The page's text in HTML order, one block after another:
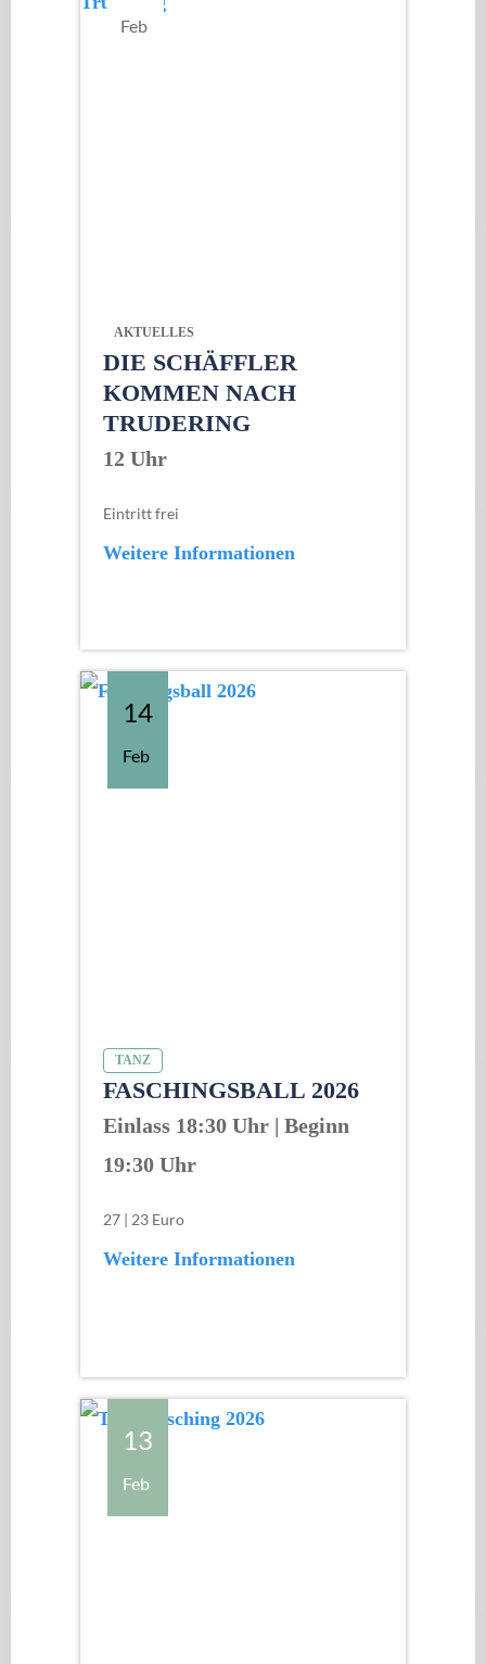
Feb
AKTUELLES
DIE SCHÄFFLER
KOMMEN NACH
TRUDERING
12 Uhr
Eintritt frei
Weitere Informationen
14
Feb
TANZ
FASCHINGSBALL 2026
Einlass 18:30 Uhr | Beginn
19:30 Uhr
27 | 23 Euro
Weitere Informationen
13
Feb